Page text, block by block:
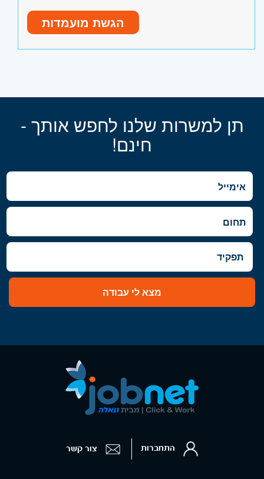
הגשת מועמדות
תן למשרות שלנו לחפש אותך -
חינם!
מצא לי עבודה